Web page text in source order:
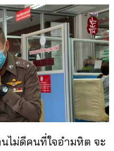
ไม่ดีคนที่ใจอำมหิต จะ